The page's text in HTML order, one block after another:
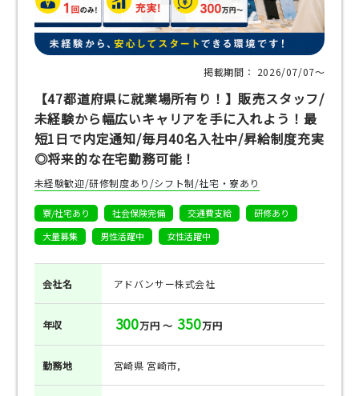
掲載期間： 2026/07/07〜
【47都道府県に就業場所有り！】販売スタッフ/
未経験から幅広いキャリアを手に入れよう！最
短1日で内定通知/毎月40名入社中/昇給制度充実
◎将来的な在宅勤務可能！
未経験歓迎/研修制度あり/シフト制/社宅・寮あり
寮/社宅あり 社会保険完備 交通費支給
研修あり
大量募集
男性活躍中 女性活躍中
会社名 アドバンサー株式会社
年収 300万円 ～ 350万円
勤務地 宮崎県 宮崎市,